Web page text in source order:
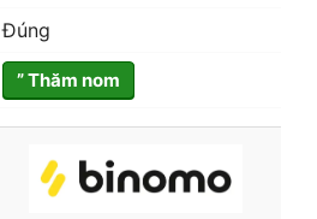
Đúng
” Thăm nom